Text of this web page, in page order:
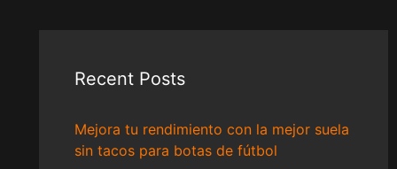
Recent Posts
Mejora tu rendimiento con la mejor suela
sin tacos para botas de fútbol